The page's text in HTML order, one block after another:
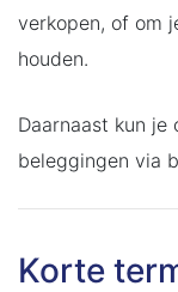
verkopen, of om
houden.
Daarnaast kun je
beleggingen via
Korte